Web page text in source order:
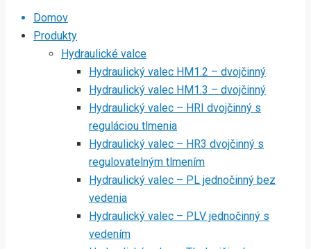
Domov
Produkty
Hydraulické valce
Hydraulický valec HM1.2 – dvojčinný
Hydraulický valec HM1.3 – dvojčinný
Hydraulický valec – HRI dvojčinný s
reguláciou tlmenia
Hydraulický valec – HR3 dvojčinný s
regulovatelným tlmením
Hydraulický valec – PL jednočinný bez
vedenia
Hydraulický valec – PLV jednočinný s
vedením